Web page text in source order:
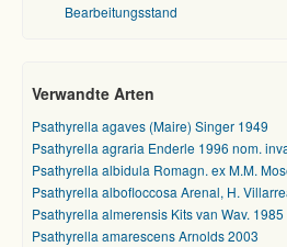
Bearbeitungsstand
Verwandte Arten
Psathyrella agaves (Maire) Singer 1949
Psathyrella agraria Enderle 1996 nom.
Psathyrella albidula Romagn. ex M.M.
Psathyrella albofloccosa Arenal, H.
Psathyrella almerensis Kits van Wav. 1985
Psathyrella amarescens Arnolds 2003